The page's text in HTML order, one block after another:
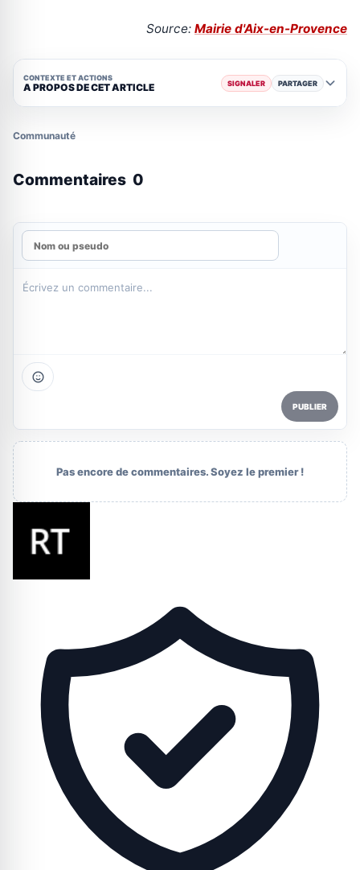
Source: Mairie d'Aix-en-Provence
CONTEXTE ET ACTIONS
A PROPOS DE CET ARTICLE SIGNALER PARTAGER
Communauté
Commentaires 0
PUBLIER
Pas encore de commentaires. Soyez le premier !